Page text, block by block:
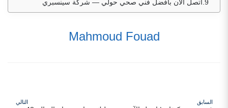
اتصل الآن بأفضل فني صحي حولي — شركة سينسبري
Mahmoud Fouad
السابق التالي